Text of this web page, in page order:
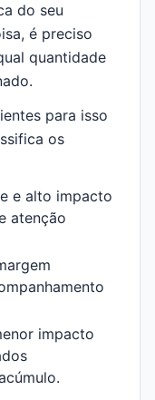
do seu
é preciso
quantidade
para isso
os
e alto impacto
atenção
impacto